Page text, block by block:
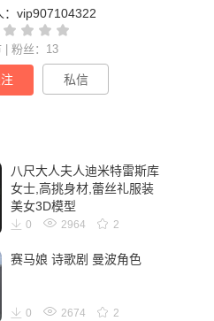
：vip907104322
| 粉丝：13
私信
八尺大人夫人迪米特雷斯库
女士,高挑身材,蕾丝礼服装
美女3D模型
0 2964 2
赛马娘 诗歌剧 曼波角色
0 2674 2